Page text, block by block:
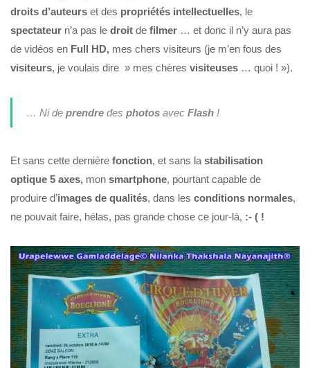
droits d’auteurs et des propriétés intellectuelles, le
spectateur n’a pas le droit de filmer … et donc il n’y aura pas
de vidéos en Full HD, mes chers visiteurs (je m’en fous des
visiteurs, je voulais dire » mes chères visiteuses … quoi ! »).
… Ni de prendredes photosavec Flash!
Et sans cette dernière fonction, et sans la stabilisation
optique 5 axes, mon smartphone, pourtant capable de
produire d’images de qualités, dans les conditions normales,
ne pouvait faire, hélas, pas grande chose ce jour-là, :- ( !